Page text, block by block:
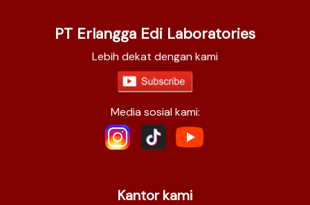
PT Erlangga Edi Laboratories
Lebih dekat dengan kami
Media sosial kami:
Kantor kami